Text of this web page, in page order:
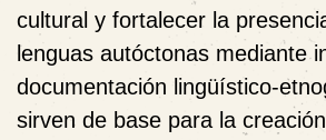
cultural y fortalecer la
lenguas autóctonas mediante
documentación lingüístico-
sirven de base para la